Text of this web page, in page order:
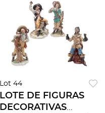
Lot 44
LOTE DE FIGURAS
DECORATIVAS